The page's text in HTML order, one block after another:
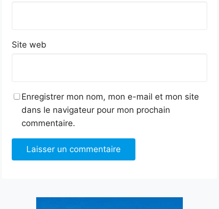
Site web
Enregistrer mon nom, mon e-mail et mon site
dans le navigateur pour mon prochain
commentaire.